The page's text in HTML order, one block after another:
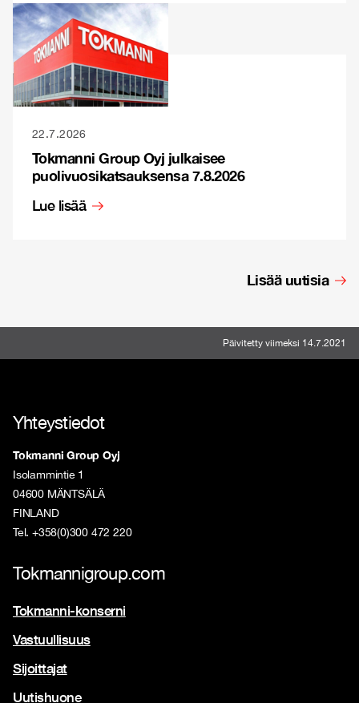
22.7.2026
Tokmanni Group Oyj julkaisee
puolivuosikatsauksensa 7.8.2026
Lue lisää
Lisää uutisia
Päivitetty viimeksi 14.7.2021
Yhteystiedot
Tokmanni Group Oyj
Isolammintie 1
04600 MÄNTSÄLÄ
FINLAND
Tel. +358(0)300 472 220
Tokmannigroup.com
Tokmanni-konserni
Vastuullisuus
Sijoittajat
Uutishuone